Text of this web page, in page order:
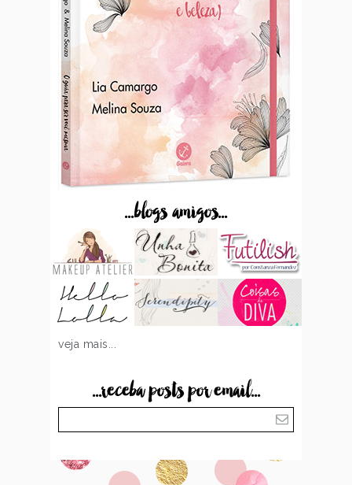
...blogs amigos...
veja mais...
...receba posts por email...